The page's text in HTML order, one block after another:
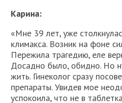
Карина:
«Мне 39 лет, уже
климакса. Возник на фоне
Пережила трагедию, еле
Досадно было, обидно. Но
жить. Гинеколог сразу
препараты. Увидев мое
успокоила, что не в